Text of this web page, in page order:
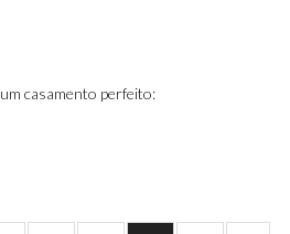
casamento perfeito: